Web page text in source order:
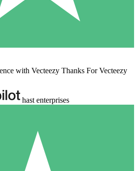
with Vecteezy Thanks For Vecteezy
hast enterprises